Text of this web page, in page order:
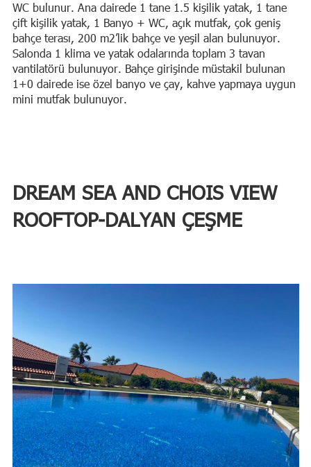
WC bulunur. Ana dairede 1 tane 1.5 kişilik yatak, 1 tane
çift kişilik yatak, 1 Banyo + WC, açık mutfak, çok geniş
bahçe terası, 200 m2’lik bahçe ve yeşil alan bulunuyor.
Salonda 1 klima ve yatak odalarında toplam 3 tavan
vantilatörü bulunuyor. Bahçe girişinde müstakil bulunan
1+0 dairede ise özel banyo ve çay, kahve yapmaya uygun
mini mutfak bulunuyor.
DREAM SEA AND CHOIS VIEW
ROOFTOP-DALYAN ÇEŞME